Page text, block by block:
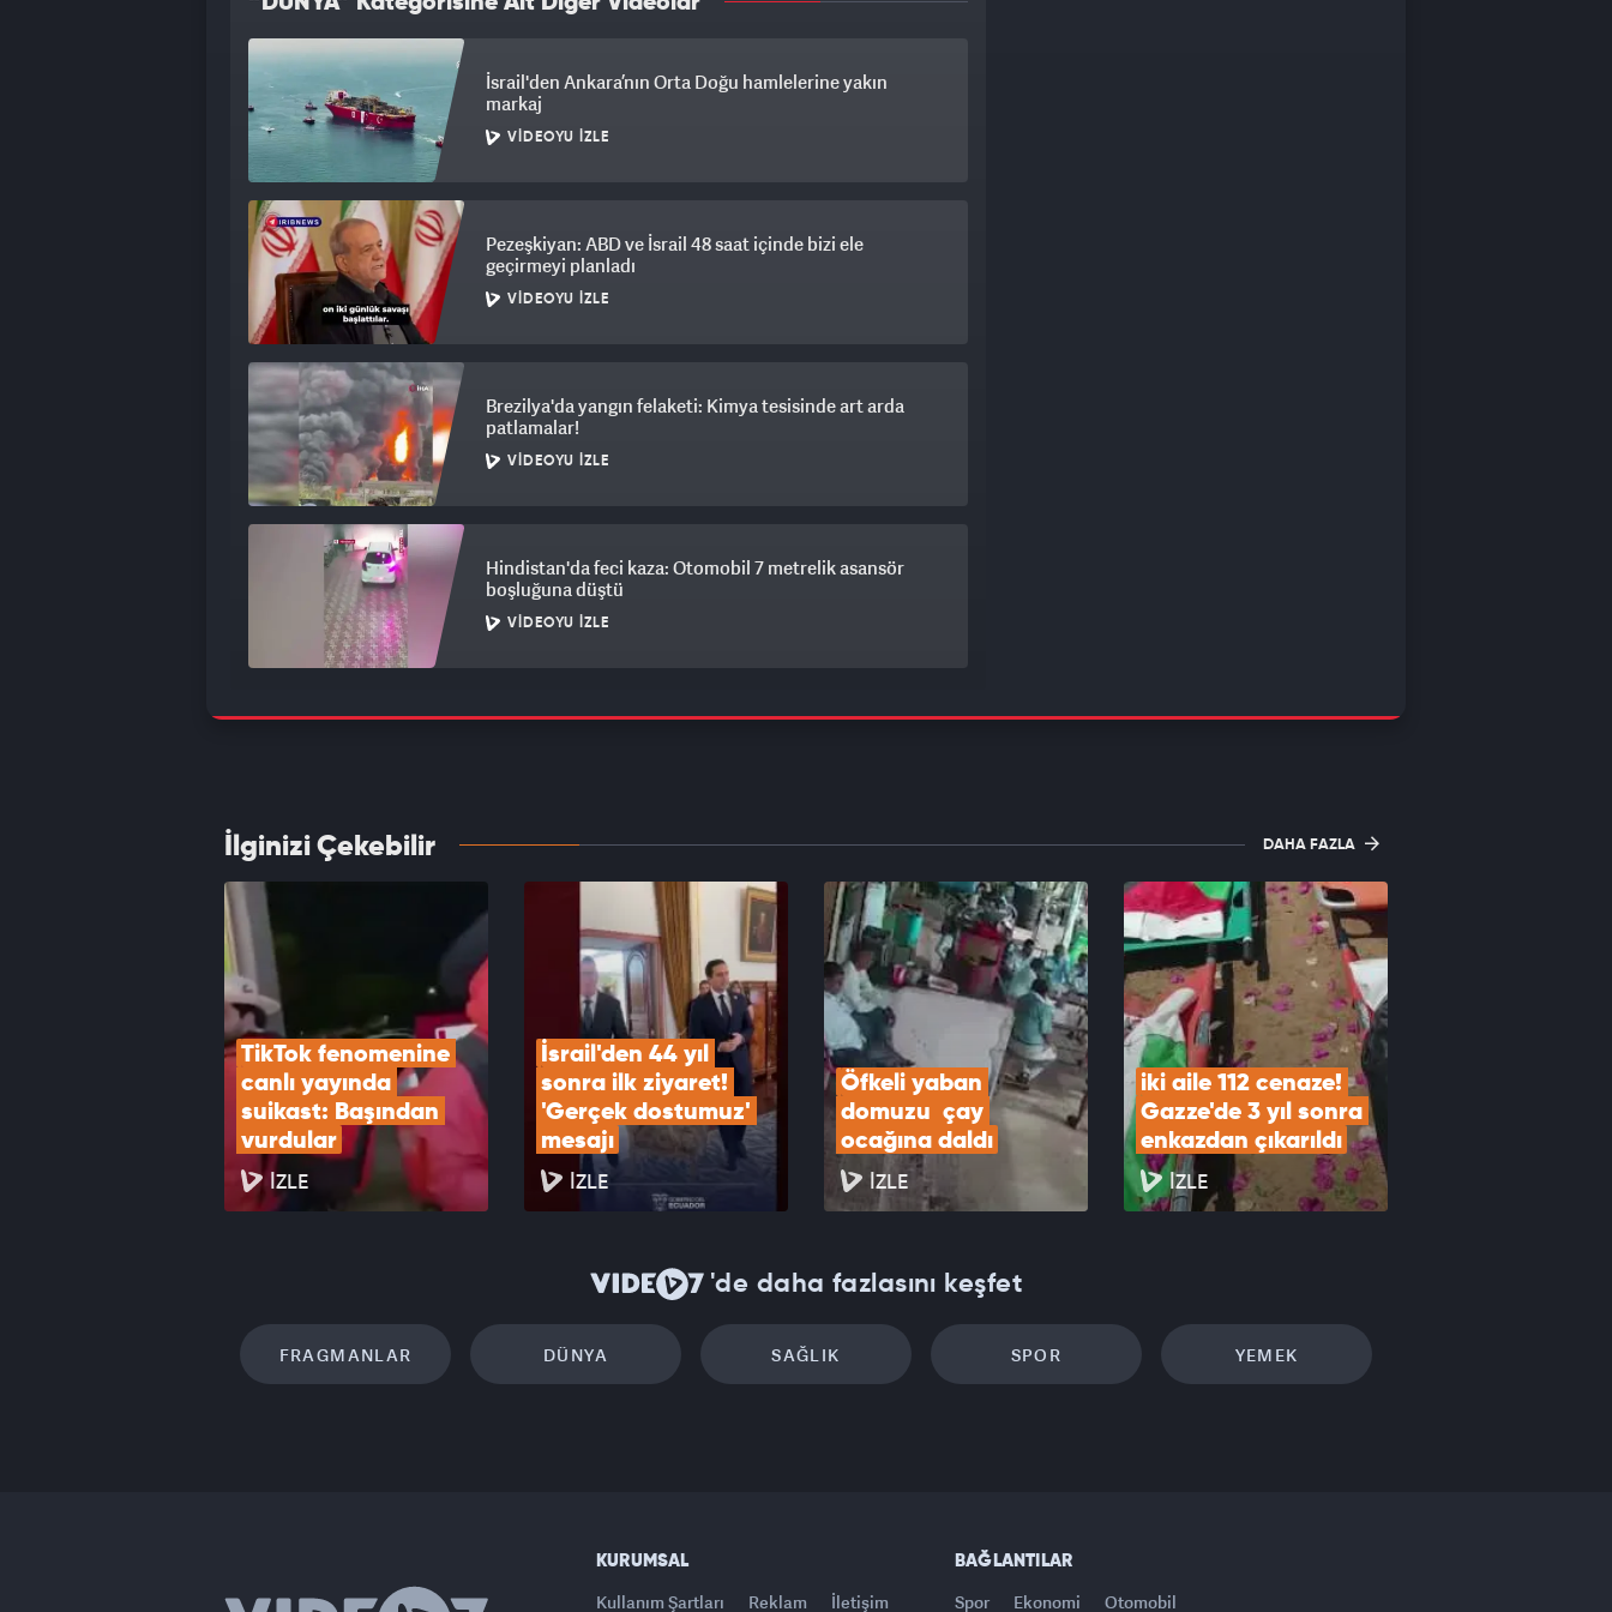
İsrail'den Ankara’nın Orta Doğu hamlelerine yakın
markaj
VIDEOYU İZLE
Pezeşkiyan: ABD ve İsrail 48 saat içinde bizi ele
geçirmeyi planladı
VIDEOYU İZLE
Brezilya'da yangın felaketi: Kimya tesisinde art arda
patlamalar!
VIDEOYU İZLE
Hindistan'da feci kaza: Otomobil 7 metrelik asansör
boşluğuna düştü
VIDEOYU İZLE
Dünyayı şoke eden skandal: Filistinli esirler için
timsahlı hendek hazırlığı!
VIDEOYU İZLE
İlginizi Çekebilir DAHA FAZLA
TikTok fenomenine
canlı yayında
suikast: Başından
vurdular
İZLE
İsrail'den 44 yıl
sonra ilk ziyaret!
'Gerçek dostumuz'
mesajı
İZLE
Öfkeli yaban
domuzu  çay
ocağına daldı
İZLE
iki aile 112 cenaze!
Gazze'de 3 yıl sonra
enkazdan çıkarıldı
İZLE
'de daha fazlasını keşfet
FRAGMANLAR DÜNYA SAĞLIK SPOR YEMEK
KURUMSAL
Kullanım Şartları Reklam İletişim
BAĞLANTILAR
Spor Ekonomi Otomobil